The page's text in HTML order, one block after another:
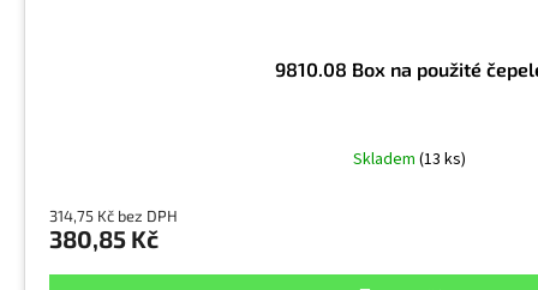
9810.08 Box na použité
Skladem (13 ks)
314,75 Kč bez DPH
380,85 Kč